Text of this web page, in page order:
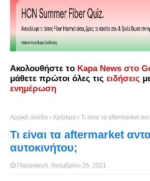
Ακολουθήστε το Kapa News στο
μάθετε πρώτοι όλες τις ειδήσεις
ενημέρωση
Αρχική σελίδα Χρήσιμα Τι είναι τα aftermarket
Τι είναι τα aftermarket
αυτοκινήτου;
Παρασκευή, Νοεμβρίου 26, 2021